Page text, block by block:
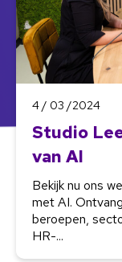
4 / 03 /2024
Studio
van AI
Bekijk nu ons
met AI.
beroepen,
HR-...